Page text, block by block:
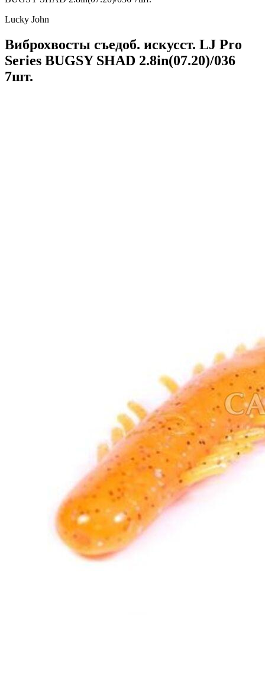
Lucky John
Виброхвосты съедоб. искусст. LJ Pro
Series BUGSY SHAD 2.8in(07.20)/036
7шт.